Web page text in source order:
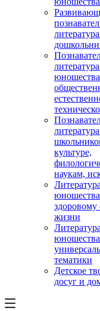
культуре,
наукам,
здоровому
жизни
юношества
тематики
Детское
досуг и